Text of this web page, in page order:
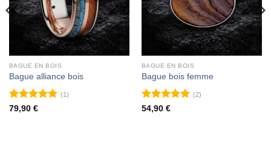
BAGUE EN BOIS
Bague alliance bois
Note 5sur
(1)
79,90 €
BAGUE EN BOIS
Bague bois femme
Note 5sur
(2)
54,90 €